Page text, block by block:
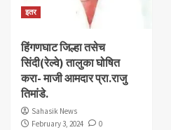
इतर
हिंगणघाट जिल्हा तसेच
सिंदी(रेल्वे) तालुका घोषित
करा- माजी आमदार प्रा.राजु
तिमांडे.
Sahasik News
February 3, 2024
0